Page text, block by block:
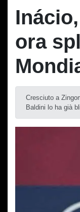
ora
Cresciuto a
Baldini lo ha già